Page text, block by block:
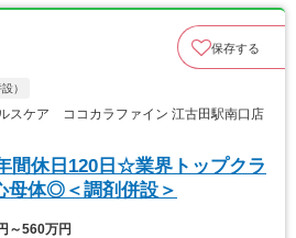
保存する
）
スケア ココカラファイン 江古田駅南口店
間休日120日☆業界トップクラ
母体◎＜調剤併設＞
～560万円